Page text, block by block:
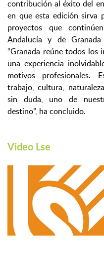
contribución al éxito del
en que esta edición sirva
proyectos que
Andalucía y de
“Granada reúne todos los
una experiencia
motivos profesionales.
trabajo, cultura,
sin duda, uno de
destino”, ha concluido.
Video Lse